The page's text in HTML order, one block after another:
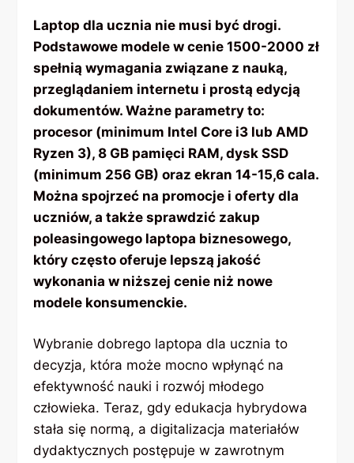
Laptop dla ucznia nie musi być drogi.
Podstawowe modele w cenie 1500-2000 zł
spełnią wymagania związane z nauką,
przeglądaniem internetu i prostą edycją
dokumentów. Ważne parametry to:
procesor (minimum Intel Core i3 lub AMD
Ryzen 3), 8 GB pamięci RAM, dysk SSD
(minimum 256 GB) oraz ekran 14-15,6 cala.
Można spojrzeć na promocje i oferty dla
uczniów, a także sprawdzić zakup
poleasingowego laptopa biznesowego,
który często oferuje lepszą jakość
wykonania w niższej cenie niż nowe
modele konsumenckie.
Wybranie dobrego laptopa dla ucznia to
decyzja, która może mocno wpłynąć na
efektywność nauki i rozwój młodego
człowieka. Teraz, gdy edukacja hybrydowa
stała się normą, a digitalizacja materiałów
dydaktycznych postępuje w zawrotnym